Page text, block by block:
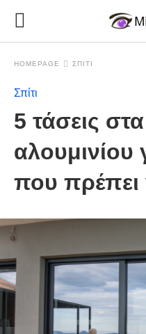
HOMEPAGE ΣΠΊΤΙ
Σπίτι
5 τάσεις
αλουμινίου
που πρέπει